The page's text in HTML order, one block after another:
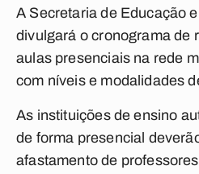
A Secretaria de Educação
divulgará o cronograma de
aulas presenciais na rede
com níveis e modalidades
As instituições de ensino
de forma presencial
afastamento de